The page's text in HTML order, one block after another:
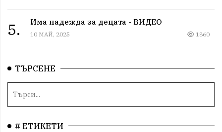
5. Има надежда за децата - ВИДЕО
10 МАЙ, 2025 1860
ТЪРСЕНЕ
# ЕТИКЕТИ